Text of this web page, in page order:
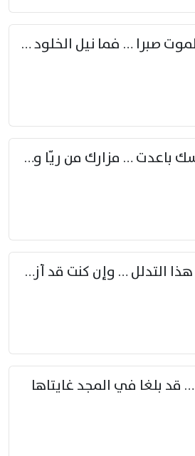
فصبرا في مجال الموت صبرا … فما نيل الخلود بمستطاع
حننت إلى ريّا ونفسك باعدت … مزارك من ريّا وشعباكما معا
أفاطم مهلا بعض هذا التدلل … وإن كنت قد أزمعت صرمي فأجملي
… قد بلغا في المجد غايتاها